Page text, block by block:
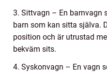
3. Sittvagn – En barnvagn
barn som kan sitta själva.
position och är utrustad
bekväm sits.
4. Syskonvagn – En vagn